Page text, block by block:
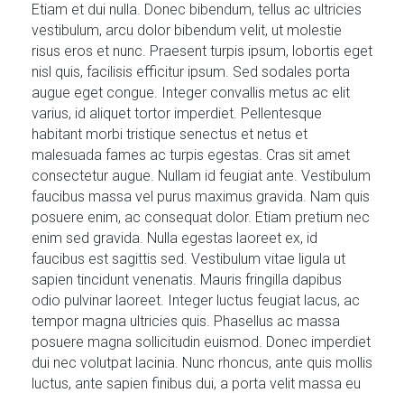
Etiam et dui nulla. Donec bibendum, tellus ac ultricies
vestibulum, arcu dolor bibendum velit, ut molestie
risus eros et nunc. Praesent turpis ipsum, lobortis eget
nisl quis, facilisis efficitur ipsum. Sed sodales porta
augue eget congue. Integer convallis metus ac elit
varius, id aliquet tortor imperdiet. Pellentesque
habitant morbi tristique senectus et netus et
malesuada fames ac turpis egestas. Cras sit amet
consectetur augue. Nullam id feugiat ante. Vestibulum
faucibus massa vel purus maximus gravida. Nam quis
posuere enim, ac consequat dolor. Etiam pretium nec
enim sed gravida. Nulla egestas laoreet ex, id
faucibus est sagittis sed. Vestibulum vitae ligula ut
sapien tincidunt venenatis. Mauris fringilla dapibus
odio pulvinar laoreet. Integer luctus feugiat lacus, ac
tempor magna ultricies quis. Phasellus ac massa
posuere magna sollicitudin euismod. Donec imperdiet
dui nec volutpat lacinia. Nunc rhoncus, ante quis mollis
luctus, ante sapien finibus dui, a porta velit massa eu